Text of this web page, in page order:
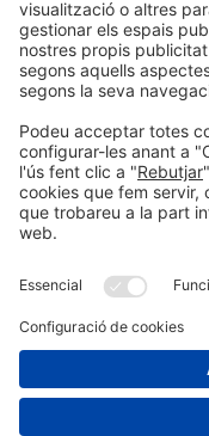
Artificial Opinió Salut i benestar
Informació general
Avís legal
Política de cookies